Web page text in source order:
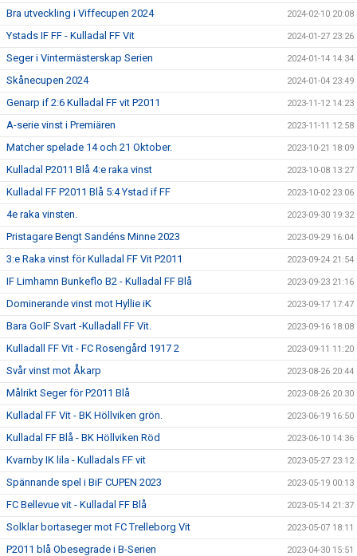
Bra utveckling i Viffecupen 2024 2024-02-10 20:08
Ystads IF FF - Kulladal FF Vit 2024-01-27 23:26
Seger i Vintermästerskap Serien 2024-01-14 14:34
Skånecupen 2024 2024-01-04 23:49
Genarp if 2:6 Kulladal FF vit P2011 2023-11-12 14:23
A-serie vinst i Premiären 2023-11-11 12:58
Matcher spelade 14 och 21 Oktober. 2023-10-21 18:09
Kulladal P2011 Blå 4:e raka vinst 2023-10-08 13:27
Kulladal FF P2011 Blå 5:4 Ystad if FF 2023-10-02 23:06
4e raka vinsten. 2023-09-30 19:32
Pristagare Bengt Sandéns Minne 2023 2023-09-29 16:04
3:e Raka vinst för Kulladal FF Vit P2011 2023-09-24 21:54
IF Limhamn Bunkeflo B2 - Kulladal FF Blå 2023-09-23 21:16
Dominerande vinst mot Hyllie iK 2023-09-17 17:47
Bara GoIF Svart -Kulladall FF Vit. 2023-09-16 18:08
Kulladall FF Vit - FC Rosengård 1917 2 2023-09-11 11:20
Svår vinst mot Åkarp 2023-08-26 20:44
Målrikt Seger för P2011 Blå 2023-08-26 20:30
Kulladal FF Vit - BK Höllviken grön. 2023-06-19 16:50
Kulladal FF Blå - BK Höllviken Röd 2023-06-10 14:36
Kvarnby IK lila - Kulladals FF vit 2023-05-27 23:12
Spännande spel i BiF CUPEN 2023 2023-05-19 00:13
FC Bellevue vit - Kulladal FF Blå 2023-05-14 21:37
Solklar bortaseger mot FC Trelleborg Vit 2023-05-07 18:11
P2011 blå Obesegrade i B-Serien 2023-04-30 15:51